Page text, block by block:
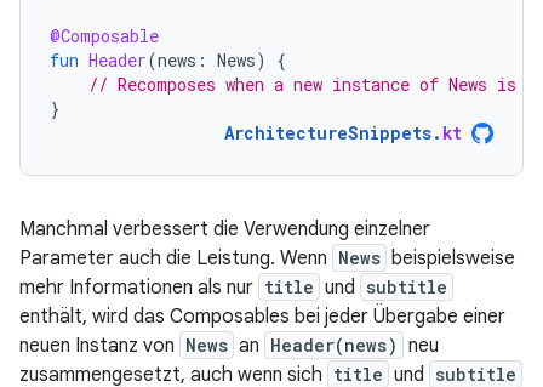
@Composable
fun Header(news : News)
{
// Recomposes when a new instance of News is
}
ArchitectureSnippets. kt
Manchmal verbessert die Verwendung einzelner
Parameter auch die Leistung. Wenn News beispielsweise
mehr Informationen als nur title und subtitle
enthält, wird das Composables bei jeder Übergabe einer
neuen Instanz von News an Header(news) neu
zusammengesetzt, auch wenn sich title und subtitle